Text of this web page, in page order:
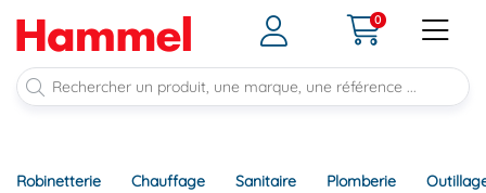
0
Robinetterie Chauffage Sanitaire Plomberie